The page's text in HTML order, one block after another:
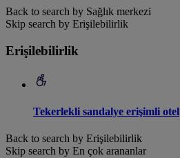
Back to search by Sağlık merkezi
Skip search by Erişilebilirlik
Erişilebilirlik
Tekerlekli sandalye erişimli otel
Back to search by Erişilebilirlik
Skip search by En çok arananlar